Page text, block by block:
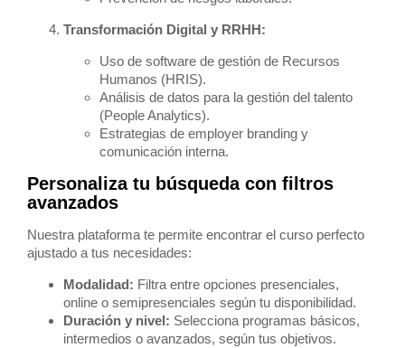
Transformación Digital y RRHH:
Uso de software de gestión de Recursos
Humanos (HRIS).
Análisis de datos para la gestión del talento
(People Analytics).
Estrategias de employer branding y
comunicación interna.
Personaliza tu búsqueda con filtros
avanzados
Nuestra plataforma te permite encontrar el curso perfecto
ajustado a tus necesidades:
Modalidad: Filtra entre opciones presenciales,
online o semipresenciales según tu disponibilidad.
Duración y nivel: Selecciona programas básicos,
intermedios o avanzados, según tus objetivos.